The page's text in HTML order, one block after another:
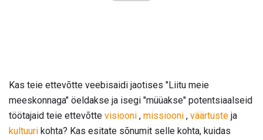
Kas teie ettevõtte veebisaidi jaotises "Liitu meie
meeskonnaga" öeldakse ja isegi "müüakse" potentsiaalseid
töötajaid teie ettevõtte visiooni , missiooni , väärtuste ja
kultuuri kohta? Kas esitate sõnumit selle kohta, kuidas